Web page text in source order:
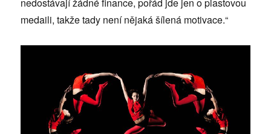
medaili, takže tady není nějaká šílená motivace.“